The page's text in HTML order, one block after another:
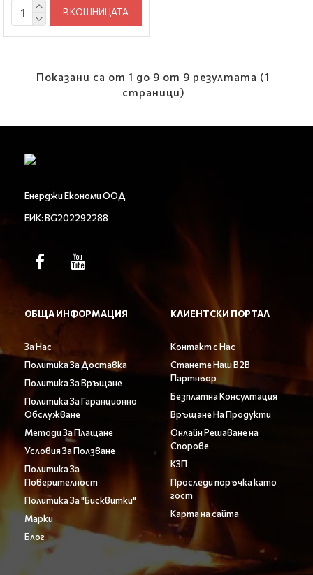
В КОШНИЦАТА
Показани са от 1 до 9 от 9 резултата (1
страници)
Енерджи Економи ООД
ЕИК: BG202292288
ОБЩА ИНФОРМАЦИЯ
За Нас
Политика За Доставка
Политика За Връщане
Политика За Гаранционно
Обслужване
Методи За Плащане
Условия За Ползване
Политика За
Поверителност
Политика За "Бисквитки"
Марки
Блог
КЛИЕНТСКИ ПОРТАЛ
Контакт с Нас
Станете Наш B2B
Партньор
Безплатна Консултация
Връщане На Продукти
Онлайн Решаване на
Спорове
КЗП
Проследи поръчка като
гост
Карта на сайта